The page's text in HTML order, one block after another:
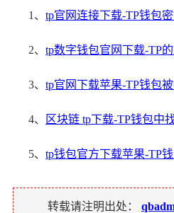
1、 tp官网连接下载-TP钱包
2、 tp数字钱包官网下载-TP
3、 tp官网下载苹果-TP钱包
4、 区块链 tp下载-TP钱包中
5、 tp钱包官方下载苹果-TP
转载请注明出处：